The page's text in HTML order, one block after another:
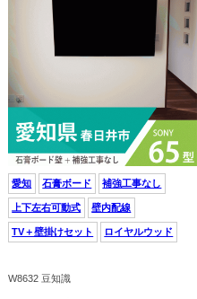
愛知 石膏ボード 補強工事なし
上下左右可動式 壁内配線
TV＋壁掛けセット ロイヤルウッド
W8632 豆知識